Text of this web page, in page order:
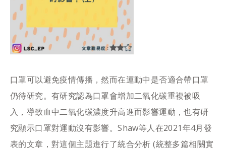
口罩可以避免疫情傳播，然而在運動中是否適合帶口罩
仍待研究。有研究認為口罩會增加二氧化碳重複被吸
入，導致血中二氧化碳濃度升高進而影響運動，也有研
究顯示口罩對運動沒有影響。Shaw等人在2021年4月發
表的文章，對這個主題進行了統合分析 (統整多篇相關實